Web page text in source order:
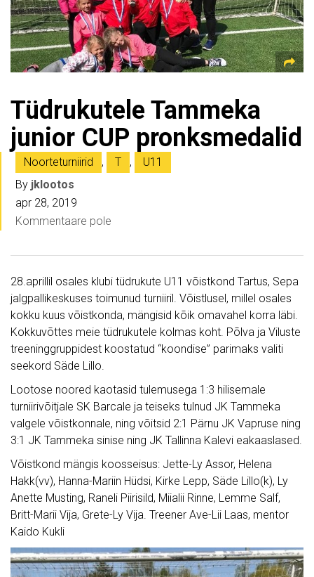
Tüdrukutele Tammeka
junior CUP pronksmedalid
Noorteturniirid , T ,
U11
By jklootos
apr 28, 2019
Kommentaare pole
28.aprillil osales klubi tüdrukute U11 võistkond Tartus, Sepa
jalgpallikeskuses toimunud turniiril. Võistlusel, millel osales
kokku kuus võistkonda, mängisid kõik omavahel korra läbi.
Kokkuvõttes meie tüdrukutele kolmas koht. Põlva ja Viluste
treeninggruppidest koostatud “koondise” parimaks valiti
seekord Säde Lillo.
Lootose noored kaotasid tulemusega 1:3 hilisemale
turniirivõitjale SK Barcale ja teiseks tulnud JK Tammeka
valgele võistkonnale, ning võitsid 2:1 Pärnu JK Vapruse ning
3:1 JK Tammeka sinise ning JK Tallinna Kalevi eakaaslased.
Võistkond mängis koosseisus: Jette-Ly Assor, Helena
Hakk(vv), Hanna-Mariin Hüdsi, Kirke Lepp, Säde Lillo(k), Ly
Anette Musting, Raneli Piirisild, Miialii Rinne, Lemme Salf,
Britt-Marii Vija, Grete-Ly Vija. Treener Ave-Lii Laas, mentor
Kaido Kukli